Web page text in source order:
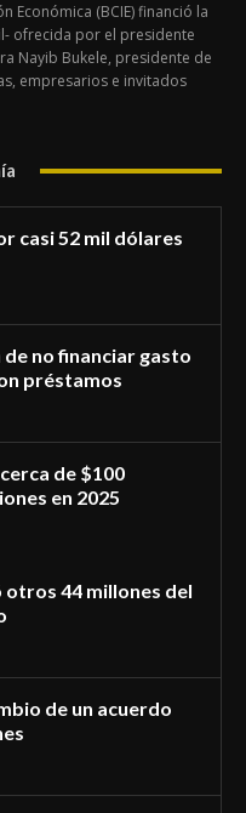
casi 52 mil dólares
no financiar gasto
préstamos
de $100
en 2025
otros 44 millones del
de un acuerdo
Económica (BCIE) financió la
ofrecida por el presidente
Nayib Bukele, presidente de
empresarios e invitados